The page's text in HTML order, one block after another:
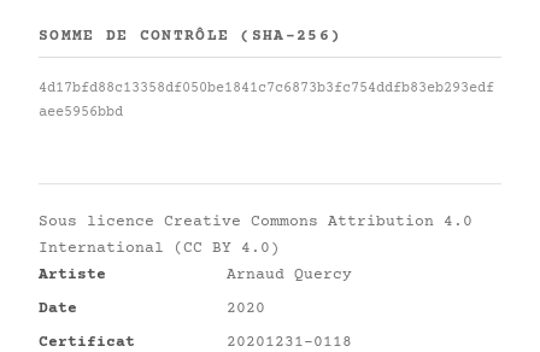
SOMME DE CONTRÔLE (SHA-256)
4d17bfd88c13358df050be1841c7c6873b3fc754ddfb83eb293edf
aee5956bbd
Sous licence Creative Commons Attribution 4.0
International (CC BY 4.0)
Artiste
Arnaud Quercy
Date
2020
Certificat
20201231-0118